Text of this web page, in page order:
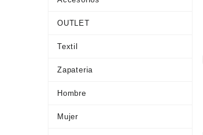
OUTLET
Textil
Zapateria
Hombre
Mujer